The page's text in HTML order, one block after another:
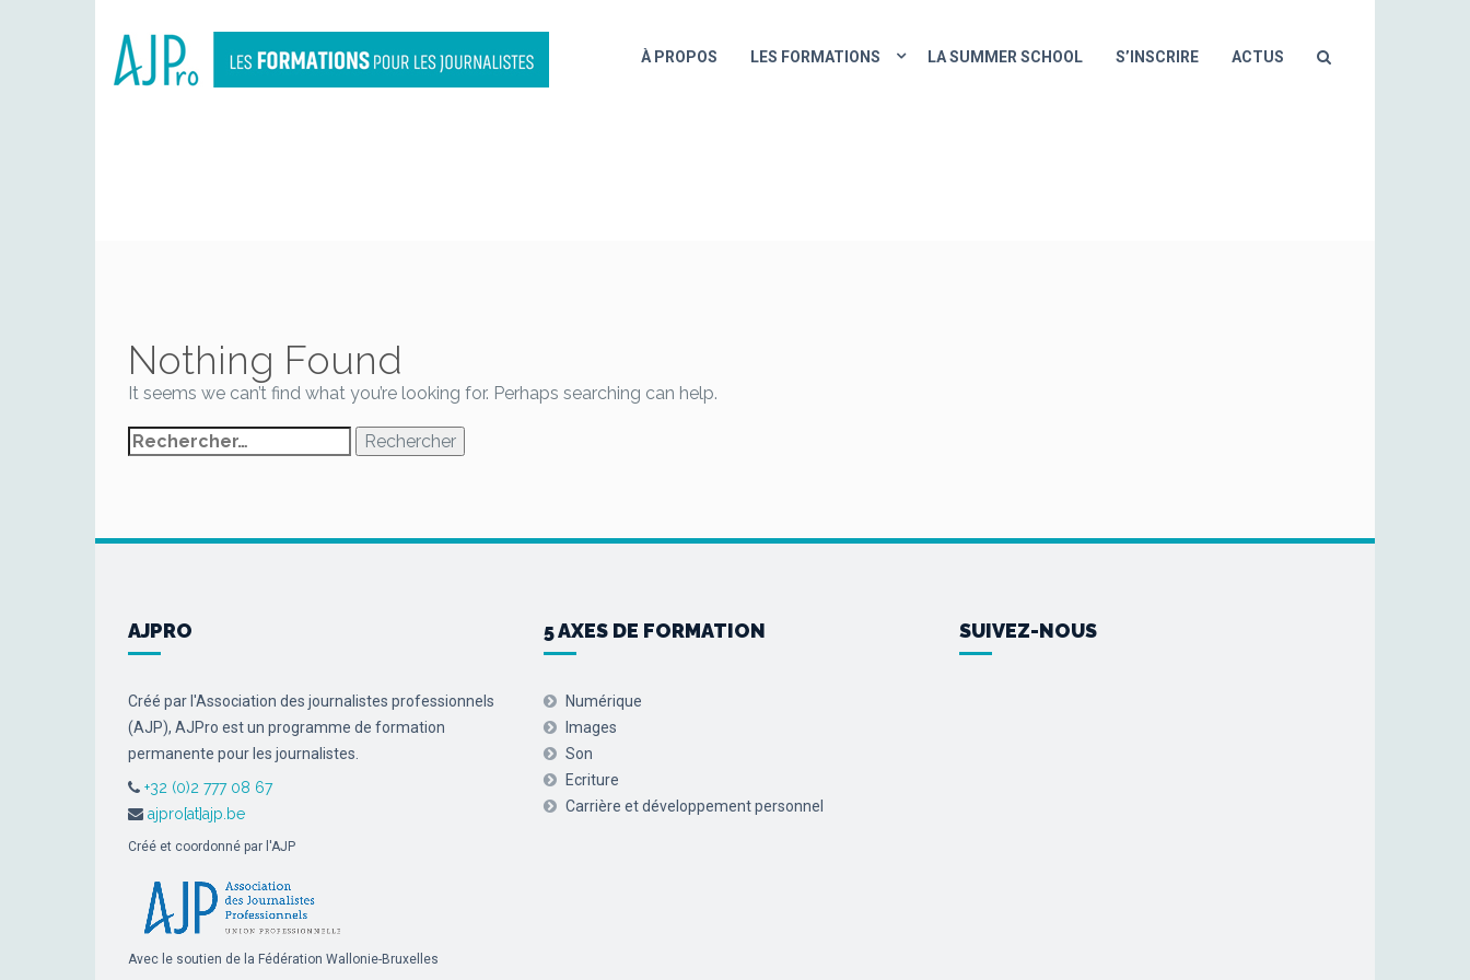
À PROPOS LES FORMATIONS LA SUMMER SCHOOL S’INSCRIRE ACTUS
Nothing Found
It seems we can’t find what you’re looking for. Perhaps searching can help.
Rechercher :
AJPRO
Créé par l'Association des journalistes professionnels
(AJP), AJPro est un programme de formation
permanente pour les journalistes.
+32 (0)2 777 08 67
ajpro[at]ajp.be
Créé et coordonné par l'AJP
Avec le soutien de la Fédération Wallonie-Bruxelles
5 AXES DE FORMATION
Numérique
Images
Son
Ecriture
Carrière et développement personnel
SUIVEZ-NOUS